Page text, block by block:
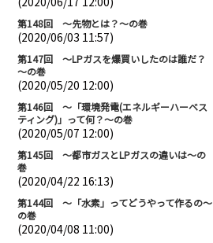
第148回 ～先物とは？～の巻
(2020/06/03 11:57)
第147回 ～LPガスを爆買いしたのは誰だ？
～の巻
(2020/05/20 12:00)
第146回 ～「環境発電(エネルギーハーベス
ティング)」って何？～の巻
(2020/05/07 12:00)
第145回 ～都市ガスとLPガスの違いは～の
巻
(2020/04/22 16:13)
第144回 ～「水素」ってどうやって作るの～
の巻
(2020/04/08 11:00)